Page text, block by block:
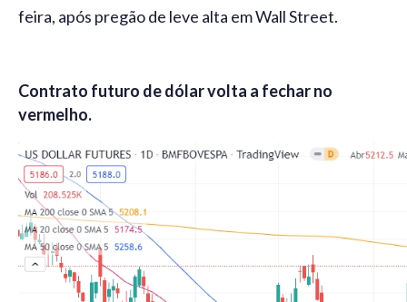
feira, após pregão de leve alta em Wall Street.
Contrato futuro de dólar volta a fechar no
vermelho.